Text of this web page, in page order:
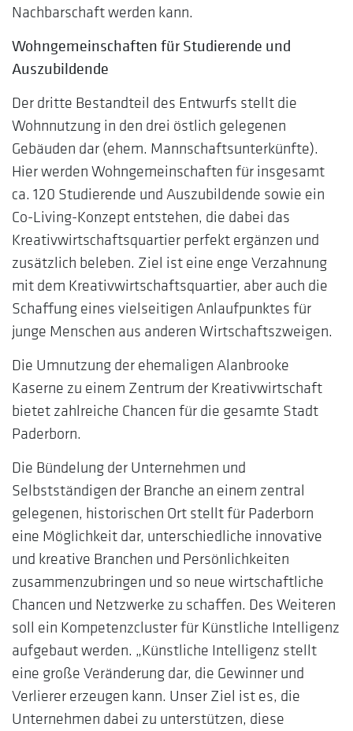
Nachbarschaft werden kann.
Wohngemeinschaften für Studierende und
Auszubildende
Der dritte Bestandteil des Entwurfs stellt die
Wohnnutzung in den drei östlich gelegenen
Gebäuden dar (ehem. Mannschaftsunterkünfte).
Hier werden Wohngemeinschaften für insgesamt
ca. 120 Studierende und Auszubildende sowie ein
Co-Living-Konzept entstehen, die dabei das
Kreativwirtschaftsquartier perfekt ergänzen und
zusätzlich beleben. Ziel ist eine enge Verzahnung
mit dem Kreativwirtschaftsquartier, aber auch die
Schaffung eines vielseitigen Anlaufpunktes für
junge Menschen aus anderen Wirtschaftszweigen.
Die Umnutzung der ehemaligen Alanbrooke
Kaserne zu einem Zentrum der Kreativwirtschaft
bietet zahlreiche Chancen für die gesamte Stadt
Paderborn.
Die Bündelung der Unternehmen und
Selbstständigen der Branche an einem zentral
gelegenen, historischen Ort stellt für Paderborn
eine Möglichkeit dar, unterschiedliche innovative
und kreative Branchen und Persönlichkeiten
zusammenzubringen und so neue wirtschaftliche
Chancen und Netzwerke zu schaffen. Des Weiteren
soll ein Kompetenzcluster für Künstliche Intelligenz
aufgebaut werden. „Künstliche Intelligenz stellt
eine große Veränderung dar, die Gewinner und
Verlierer erzeugen kann. Unser Ziel ist es, die
Unternehmen dabei zu unterstützen, diese